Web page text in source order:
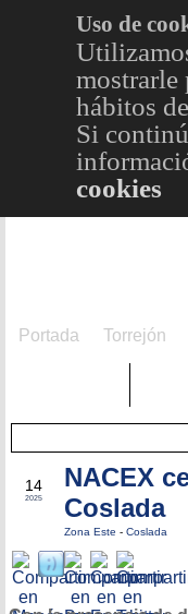
Uso de
mostrarle
hábitos
Si
cookies
Portada Torrejón
14
2025
NACEX
Coslada
Zona Este - Coslada